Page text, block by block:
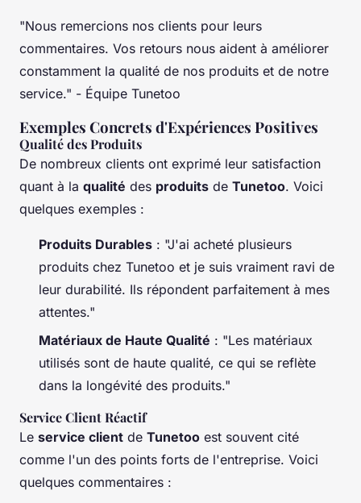
"Nous remercions nos clients pour leurs
commentaires. Vos retours nous aident à améliorer
constamment la qualité de nos produits et de notre
service." - Équipe Tunetoo
Exemples Concrets d'Expériences Positives
Qualité des Produits
De nombreux clients ont exprimé leur satisfaction
quant à la qualité des produits de Tunetoo. Voici
quelques exemples :
Produits Durables : "J'ai acheté plusieurs
produits chez Tunetoo et je suis vraiment ravi de
leur durabilité. Ils répondent parfaitement à mes
attentes."
Matériaux de Haute Qualité : "Les matériaux
utilisés sont de haute qualité, ce qui se reflète
dans la longévité des produits."
Service Client Réactif
Le service client de Tunetoo est souvent cité
comme l'un des points forts de l'entreprise. Voici
quelques commentaires :